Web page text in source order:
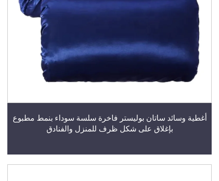
أغطية وسائد ساتان بوليستر فاخرة سلسة سوداء بنمط مطبوع
بإغلاق على شكل ظرف للمنزل والفنادق